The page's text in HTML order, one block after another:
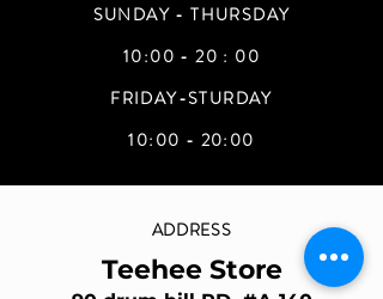
SUNDAY - THURSDAY
10:00 - 20 : 00
FRIDAY-STURDAY
10:00 - 20:00
ADDRESS
Teehee Store